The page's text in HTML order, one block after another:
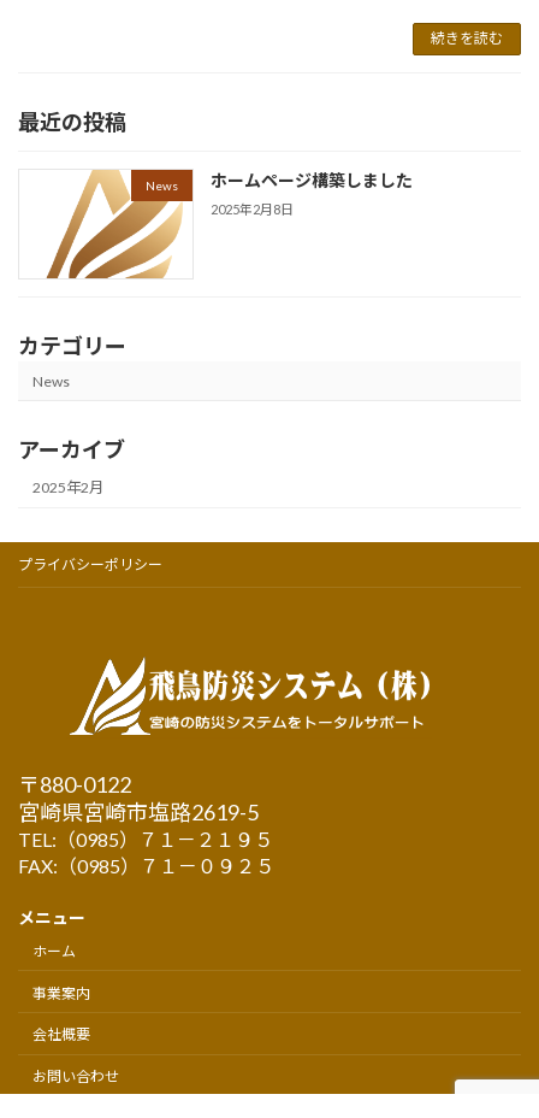
続きを読む
最近の投稿
News ホームページ構築しました
2025年2月8日
カテゴリー
News
アーカイブ
2025年2月
プライバシーポリシー
〒880-0122
宮崎県宮崎市塩路2619-5
TEL:（0985）７１－２１９５
FAX:（0985）７１－０９２５
メニュー
ホーム
事業案内
会社概要
お問い合わせ